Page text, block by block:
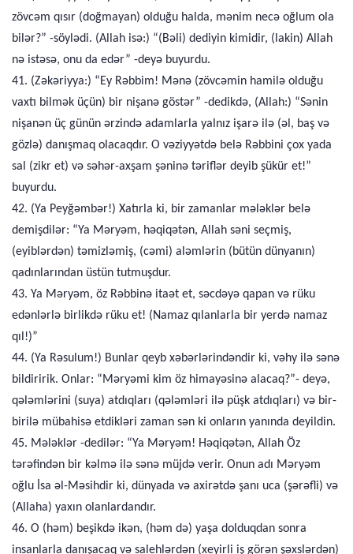
zövcəm qısır (doğmayan) olduğu halda, mənim necə oğlum ola
bilər?” -söylədi. (Allah isə:) “(Bəli) dediyin kimidir, (lakin) Allah
nə istəsə, onu da edər” -deyə buyurdu.
41. (Zəkəriyya:) “Ey Rəbbim! Mənə (zövcəmin hamilə olduğu
vaxtı bilmək üçün) bir nişanə göstər” -dedikdə, (Allah:) “Sənin
nişanən üç günün ərzində adamlarla yalnız işarə ilə (əl, baş və
gözlə) danışmaq olacaqdır. O vəziyyətdə belə Rəbbini çox yada
sal (zikr et) və səhər-axşam şəninə təriflər deyib şükür et!”
buyurdu.
42. (Ya Peyğəmbər!) Xatırla ki, bir zamanlar mələklər belə
demişdilər: “Ya Məryəm, həqiqətən, Allah səni seçmiş,
(eyiblərdən) təmizləmiş, (cəmi) aləmlərin (bütün dünyanın)
qadınlarından üstün tutmuşdur.
43. Ya Məryəm, öz Rəbbinə itaət et, səcdəyə qapan və rüku
edənlərlə birlikdə rüku et! (Namaz qılanlarla bir yerdə namaz
qıl!)”
44. (Ya Rəsulum!) Bunlar qeyb xəbərlərindəndir ki, vəhy ilə sənə
bildiririk. Onlar: “Məryəmi kim öz himayəsinə alacaq?”- deyə,
qələmlərini (suya) atdıqları (qələmləri ilə püşk atdıqları) və bir-
birilə mübahisə etdikləri zaman sən ki onların yanında deyildin.
45. Mələklər -dedilər: “Ya Məryəm! Həqiqətən, Allah Öz
tərəfindən bir kəlmə ilə sənə müjdə verir. Onun adı Məryəm
oğlu İsa əl-Məsihdir ki, dünyada və axirətdə şanı uca (şərəfli) və
(Allaha) yaxın olanlardandır.
46. O (həm) beşikdə ikən, (həm də) yaşa dolduqdan sonra
insanlarla danışacaq və salehlərdən (xeyirli iş görən şəxslərdən)